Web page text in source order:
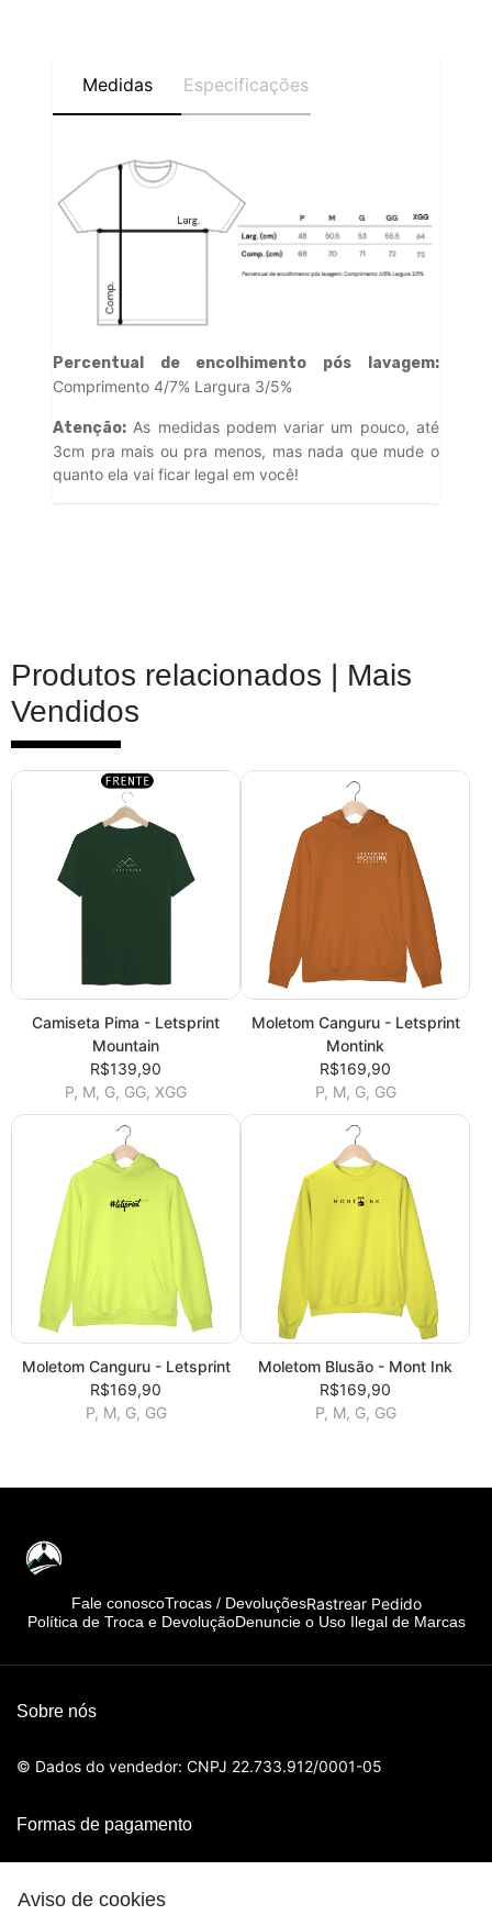
Medidas Especificações
Percentual de encolhimento pós lavagem:
Comprimento 4/7% Largura 3/5%
Atenção: As medidas podem variar um pouco, até
3cm pra mais ou pra menos, mas nada que mude o
quanto ela vai ficar legal em você!
Produtos relacionados | Mais
Vendidos
Camiseta Pima - Letsprint
Mountain
R$139,90
P, M, G, GG, XGG
Moletom Canguru - Letsprint
Montink
R$169,90
P, M, G, GG
Moletom Canguru - Letsprint
R$169,90
P, M, G, GG
Moletom Blusão - Mont Ink
R$169,90
P, M, G, GG
Aviso de cookies
Fale conoscoTrocas / DevoluçõesRastrear Pedido
Política de Troca e DevoluçãoDenuncie o Uso Ilegal de Marcas
Sobre nós
© Dados do vendedor: CNPJ 22.733.912/0001-05
Formas de pagamento